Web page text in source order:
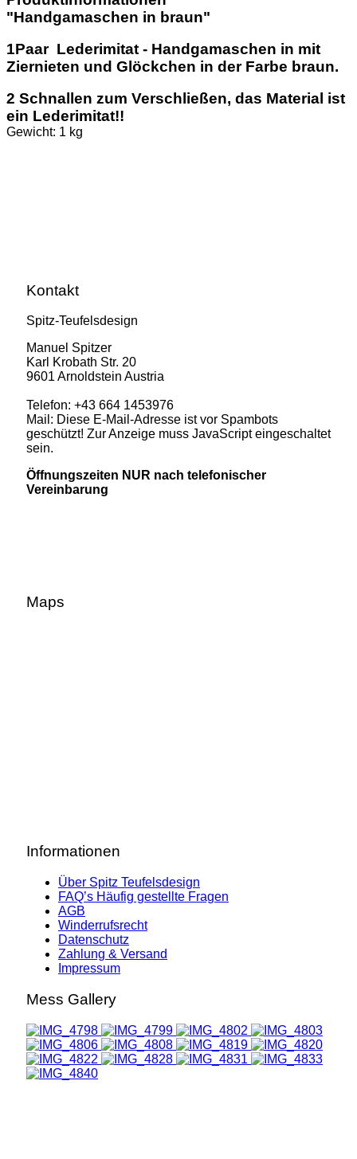
"Handgamaschen in braun"
1Paar Lederimitat - Handgamaschen in mit
Ziernieten und Glöckchen in der Farbe braun.
2 Schnallen zum Verschließen, das Material ist
ein Lederimitat!!
Gewicht: 1 kg
Kontakt
Spitz-Teufelsdesign
Manuel Spitzer
Karl Krobath Str. 20
9601 Arnoldstein Austria
Telefon: +43 664 1453976
Mail: Diese E-Mail-Adresse ist vor Spambots
geschützt! Zur Anzeige muss JavaScript eingeschaltet
sein.
Öffnungszeiten NUR nach telefonischer
Vereinbarung
Maps
Informationen
Über Spitz Teufelsdesign
FAQ’s Häufig gestellte Fragen
AGB
Winderrufsrecht
Datenschutz
Zahlung & Versand
Impressum
Mess Gallery